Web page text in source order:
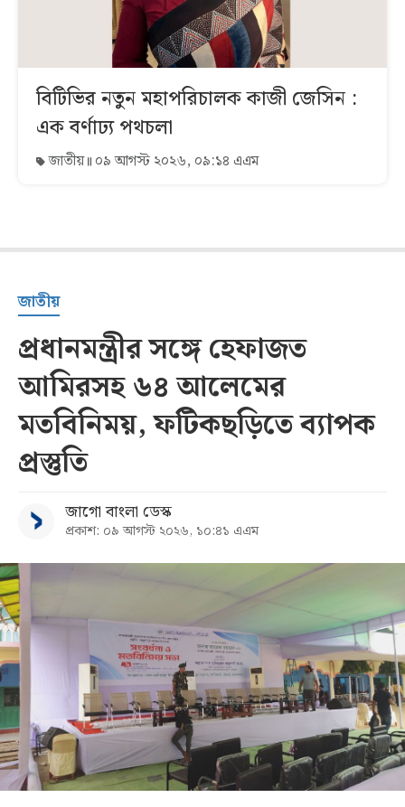
বিটিভির নতুন মহাপরিচালক কাজী জেসিন :
এক বর্ণাঢ্য পথচলা
জাতীয় ০৯ আগস্ট ২০২৬, ০৯:১৪ এএম
জাতীয়
প্রধানমন্ত্রীর সঙ্গে হেফাজত
আমিরসহ ৬৪ আলেমের
মতবিনিময়, ফটিকছড়িতে ব্যাপক
প্রস্তুতি
জাগো বাংলা ডেস্ক
প্রকাশ: ০৯ আগস্ট ২০২৬, ১০:৪১ এএম